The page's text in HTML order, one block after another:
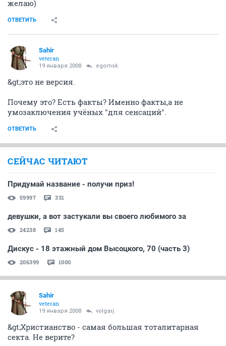
желаю)
ОТВЕТИТЬ
Sahir
veteran
19 января 2008 egornsk
&gt;это не версия.
Почему это? Есть факты? Именно факты,а не
умозаключения учёных "для сенсаций".
ОТВЕТИТЬ
СЕЙЧАС ЧИТАЮТ
Придумай название - получи приз!
59997 331
девушки, а вот застукали вы своего любимого за
24238 145
Дискус - 18 этажный дом Высоцкого, 70 (часть 3)
206399 1000
Sahir
veteran
19 января 2008 volgarj
&gt;Христианство - самая большая тоталитарная
секта. Не верите?